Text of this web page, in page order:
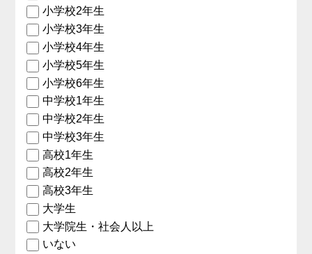
小学校2年生
小学校3年生
小学校4年生
小学校5年生
小学校6年生
中学校1年生
中学校2年生
中学校3年生
高校1年生
高校2年生
高校3年生
大学生
大学院生・社会人以上
いない